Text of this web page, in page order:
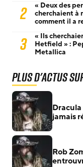
2
« Deux des
cherchaient à
comment il a
3
« Ils
Hetfield » :
Metallica
Plus d'actus
jamais
Rob